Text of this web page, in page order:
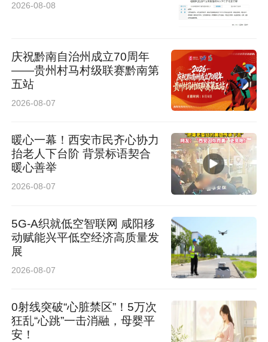
下一步，礼泉县将持续紧盯天气变化和农事进
度，动态优化农机调配方案，无缝衔接粮食晾
晒、秋粮播种等各项服务，常态化开展暖心助农
志愿服务，把便民惠农举措落到实处、暖到民
2026-08-08
庆祝黔南自治州成立70周年
——贵州村马村级联赛黔南第
五站
2026-08-07
暖心一幕！西安市民齐心协力
抬老人下台阶 背景标语契合
暖心善举
2026-08-07
5G-A织就低空智联网 咸阳移
动赋能兴平低空经济高质量发
展
2026-08-07
0射线突破“心脏禁区”！5万次
狂乱“心跳”一击消融，母婴平
安！